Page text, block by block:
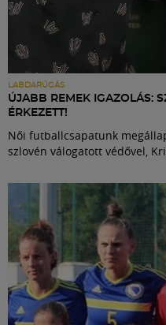
LABDARÚGÁS
ÚJABB REMEK IGAZOLÁS:
ÉRKEZETT!
Női futballcsapatunk
szlovén válogatott védővel,
Szolgáltatások
Shop
English